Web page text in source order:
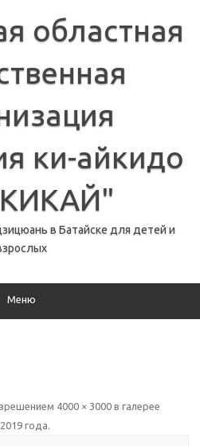
областная
ки-айкидо
в Батайске для детей и
Меню
4000 × 3000 в галерее
года.